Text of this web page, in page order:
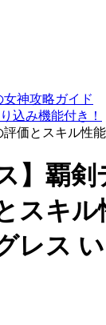
女神攻略ガイド
込み機能付き！
価とスキル性能
】覇
スキル
レス